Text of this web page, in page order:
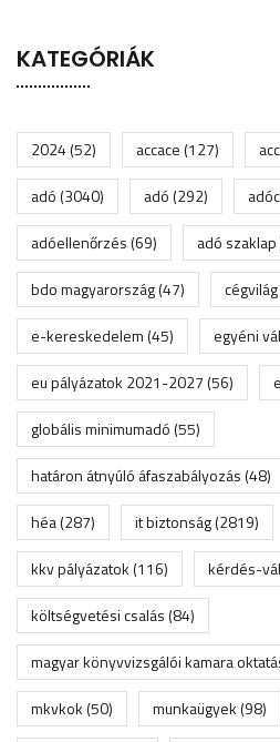
KATEGÓRIÁK
2024(52) accace(127)
adó(3040) adó(292)
adóellenőrzés(69) adó szaklap
bdo magyarország(47) cégvilág
e-kereskedelem(45) egyéni
eu pályázatok 2021-2027(56)
globális minimumadó(55)
határon átnyúló áfaszabályozás(48)
héa(287) it biztonság(2819)
kkv pályázatok(116) kérdés-
költségvetési csalás(84)
magyar könyvvizsgálói kamara
mkvkok(50) munkaügyek(98)